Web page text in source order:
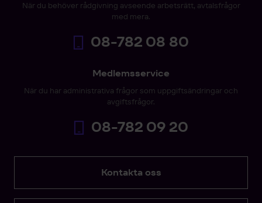
När du behöver rådgivning avseende arbetsrätt, avtalsfrågor
med mera.
08-782 08 80
Medlemsservice
När du har administrativa frågor som uppgiftsändringar och
avgiftsfrågor.
08-782 09 20
Kontakta oss